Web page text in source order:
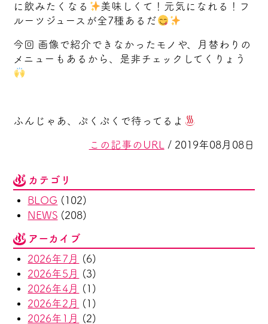
に飲みたくなる
美味しくて！元気になれる！フ
ルーツジュースが全7種あるだ
今回 画像で紹介できなかったモノや、月替わりの
メニューもあるから、是非チェックしてくりょう
ふんじゃあ、ぷくぷくで待ってるよ
この記事のURL / 2019年08月08日
カテゴリ
BLOG (102)
NEWS (208)
アーカイブ
2026年7月
(6)
2026年5月
(3)
2026年4月
(1)
2026年2月
(1)
2026年1月
(2)